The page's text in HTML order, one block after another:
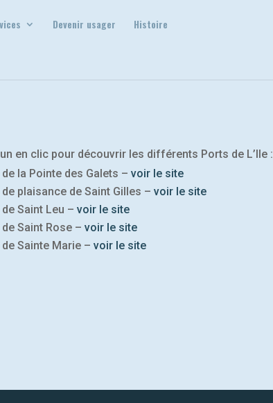
Devenir usager
Histoire
en clic pour découvrir les différents Ports de L’Ile :
la Pointe des Galets – voir le site
plaisance de Saint Gilles – voir le site
Saint Leu – voir le site
Saint Rose – voir le site
Sainte Marie – voir le site